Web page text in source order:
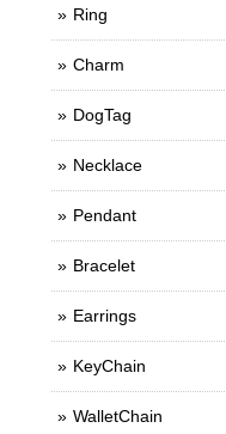
Ring
Charm
DogTag
Necklace
Pendant
Bracelet
Earrings
KeyChain
WalletChain